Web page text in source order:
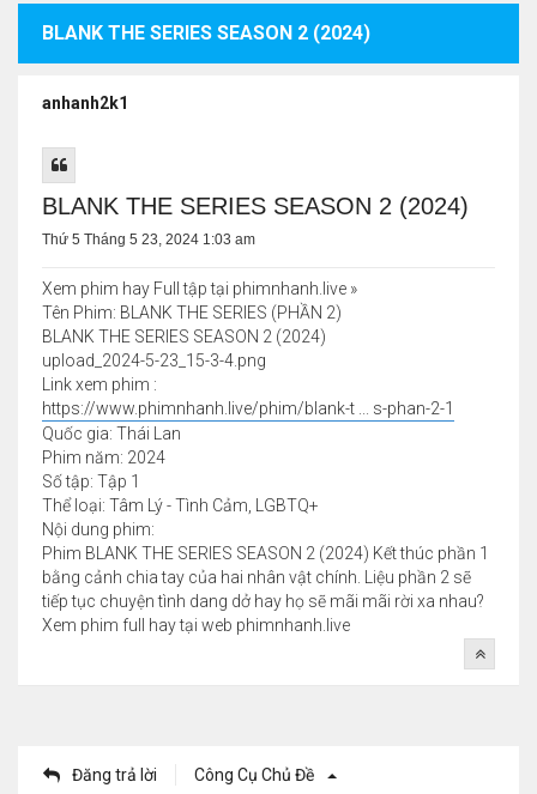
BLANK THE SERIES SEASON 2 (2024)
anhanh2k1
BLANK THE SERIES SEASON 2 (2024)
Thứ 5 Tháng 5 23, 2024 1:03 am
Xem phim hay Full tập tại phimnhanh.live »
Tên Phim: BLANK THE SERIES (PHẦN 2)
BLANK THE SERIES SEASON 2 (2024)
upload_2024-5-23_15-3-4.png
Link xem phim :
https://www.phimnhanh.live/phim/blank-t ... s-phan-2-1
Quốc gia: Thái Lan
Phim năm: 2024
Số tập: Tập 1
Thể loại: Tâm Lý - Tình Cảm, LGBTQ+
Nội dung phim:
Phim BLANK THE SERIES SEASON 2 (2024) Kết thúc phần 1
bằng cảnh chia tay của hai nhân vật chính. Liệu phần 2 sẽ
tiếp tục chuyện tình dang dở hay họ sẽ mãi mãi rời xa nhau?
Xem phim full hay tại web phimnhanh.live
Đăng trả lời Công Cụ Chủ Đề